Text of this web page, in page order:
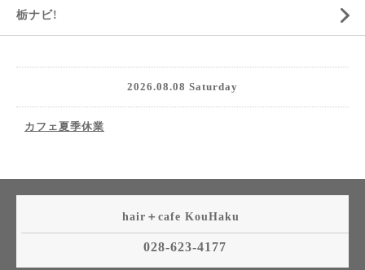
栃ナビ!
2026.08.08 Saturday
カフェ夏季休業
hair＋cafe KouHaku
028-623-4177